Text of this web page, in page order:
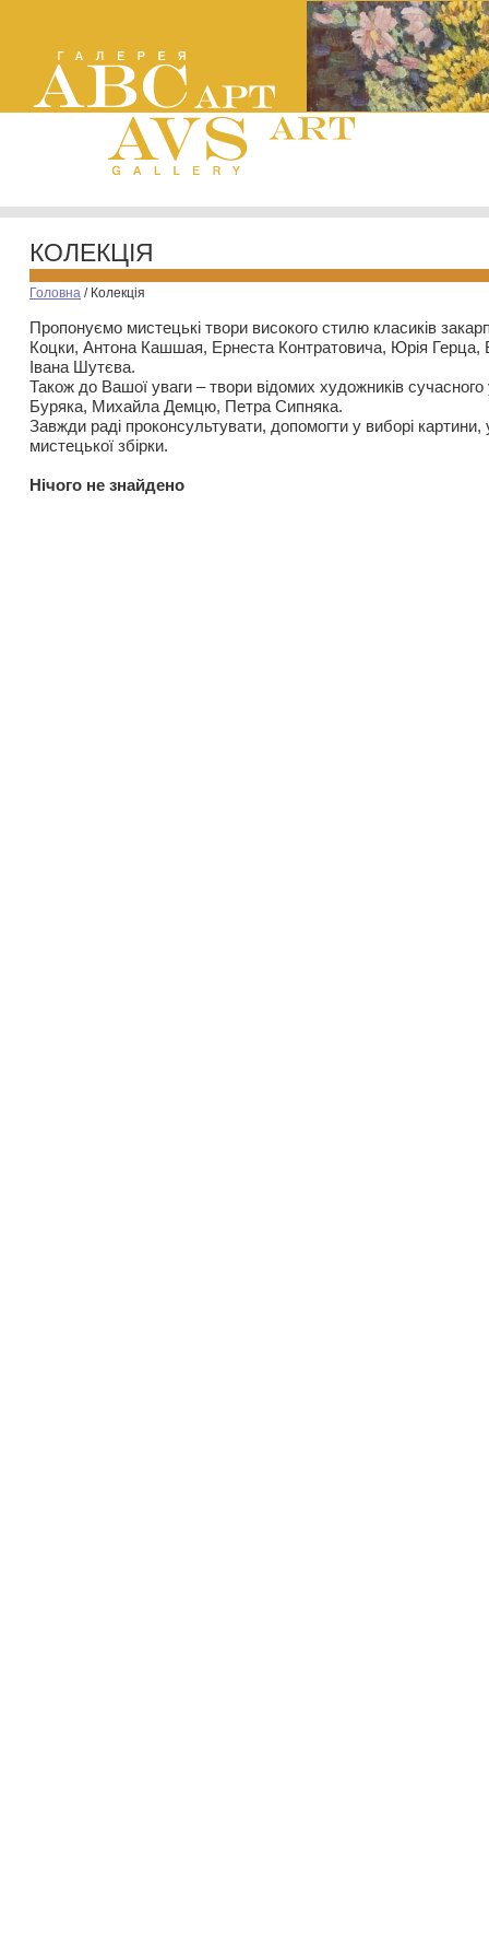
КОЛЕКЦІЯ
Головна / Колекція
Пропонуємо мистецькі твори високого стилю класиків
Коцки, Антона Кашшая, Ернеста Контратовича, Юрія
Івана Шутєва.
Також до Вашої уваги – твори відомих художників
Буряка, Михайла Демцю, Петра Сипняка.
Завжди раді проконсультувати, допомогти у виборі картини,
мистецької збірки.
Нiчого не знайдено